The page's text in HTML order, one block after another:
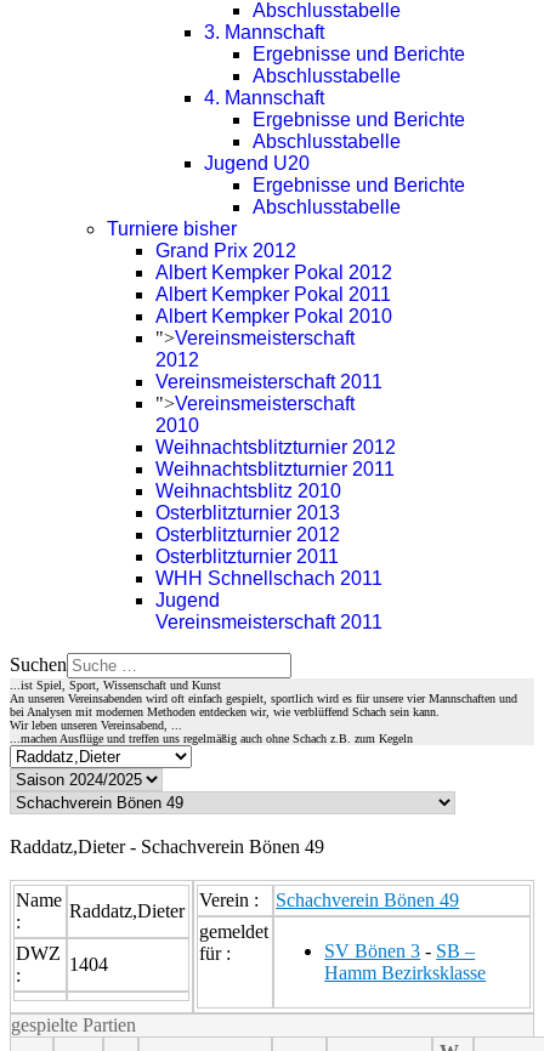
Abschlusstabelle
3. Mannschaft
Ergebnisse und Berichte
Abschlusstabelle
4. Mannschaft
Ergebnisse und Berichte
Abschlusstabelle
Jugend U20
Ergebnisse und Berichte
Abschlusstabelle
Turniere bisher
Grand Prix 2012
Albert Kempker Pokal 2012
Albert Kempker Pokal 2011
Albert Kempker Pokal 2010
">Vereinsmeisterschaft
2012
Vereinsmeisterschaft 2011
">Vereinsmeisterschaft
2010
Weihnachtsblitzturnier 2012
Weihnachtsblitzturnier 2011
Weihnachtsblitz 2010
Osterblitzturnier 2013
Osterblitzturnier 2012
Osterblitzturnier 2011
WHH Schnellschach 2011
Jugend
Vereinsmeisterschaft 2011
Suchen
...ist Spiel, Sport, Wissenschaft und Kunst
An unseren Vereinsabenden wird oft einfach gespielt, sportlich wird es für unsere vier Mannschaften und
bei Analysen mit modernen Methoden entdecken wir, wie verblüffend Schach sein kann.
Wir leben unseren Vereinsabend, ...
...machen Ausflüge und treffen uns regelmäßig auch ohne Schach z.B. zum Kegeln
Raddatz,Dieter - Schachverein Bönen 49
Name
:
Raddatz,Dieter
DWZ
:
1404
Verein :
Schachverein Bönen 49
gemeldet
für :
SV Bönen 3 - SB –
Hamm Bezirksklasse
gespielte Partien